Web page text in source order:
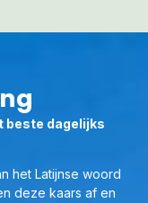
synchroon aan
Aartsengel
LeMUria Healing
cm (h x br)
beste dagelijks
het Latijnse woord
deze kaars af en